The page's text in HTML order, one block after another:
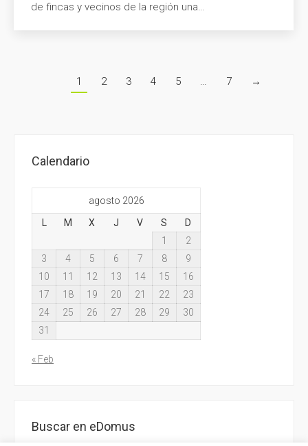
de fincas y vecinos de la región una…
1 2 3 4 5 … 7 →
Calendario
agosto 2026
L
M X J V S
D
1
2
3
4 5 6 7 8
9
10
11 12 13 14 15
16
17
18 19 20 21 22
23
24
25 26 27 28 29
30
31
« Feb
Buscar en eDomus